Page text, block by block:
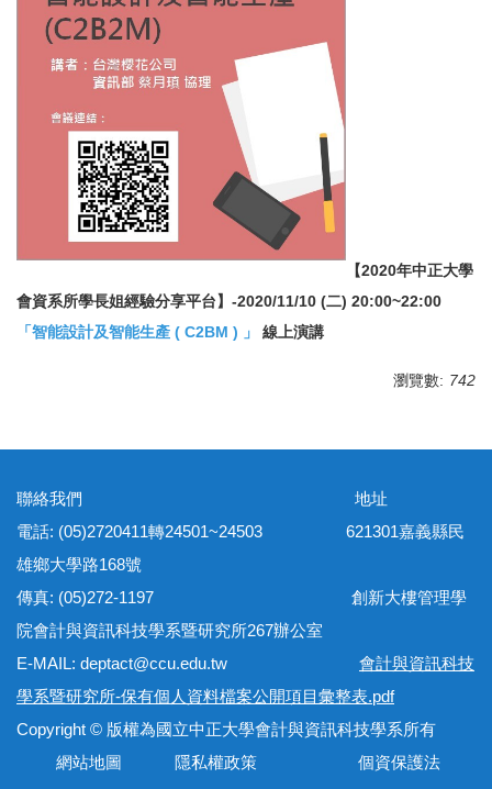
【2020年中正大學
會資系所學長姐經驗分享平台】-2020/11/10 (二) 20:00~22:00
「智能設計及智能生產 ( C2BM ) 」
線上演講
瀏覽數: 742
聯絡我們 地址
電話: (05)2720411轉24501~24503 621301嘉義縣民
雄鄉大學路168號
傳真: (05)272-1197 創新大樓管理學
院會計與資訊科技學系暨研究所267辦公室
E-MAIL: deptact@ccu.edu.tw 會計與資訊科技
學系暨研究所-保有個人資料檔案公開項目彙整表.pdf
Copyright © 版權為國立中正大學會計與資訊科技學系所有
網站地圖 隱私權政策 個資保護法